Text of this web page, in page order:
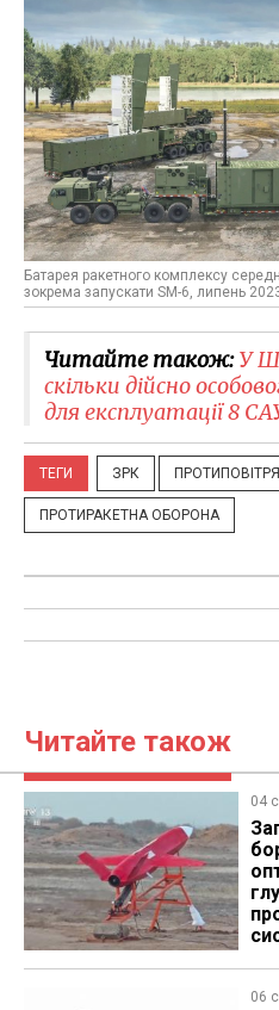
Батарея ракетного комплексу
зокрема запускати SM-6, липень
Читайте також:У
скільки дійсно
для експлуатації 8
ТЕГИ ЗРК
ПРОТИРАКЕТНА ОБОРОНА
Читайте також
04
06